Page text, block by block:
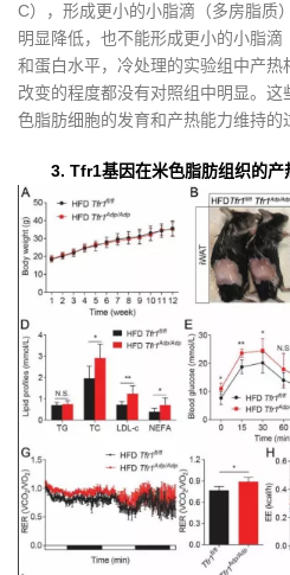
C），形成更小的小脂滴（多房脂质
明显降低，也不能形成更小的小脂
和蛋白水平，冷处理的实验组中产热
改变的程度都没有对照组中明显。
色脂肪细胞的发育和产热能力维持的
3. Tfr1基因在米色脂肪组织的产